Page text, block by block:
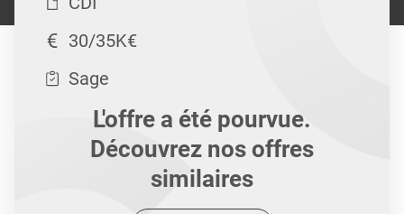
30/35K€
Sage
L'offre a été pourvue.
Découvrez nos offres
similaires